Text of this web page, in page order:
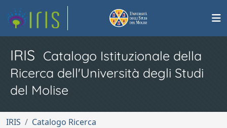
IRIS Catalogo Istituzionale della
Ricerca dell'Università degli Studi
del Molise
IRIS
Catalogo Ricerca